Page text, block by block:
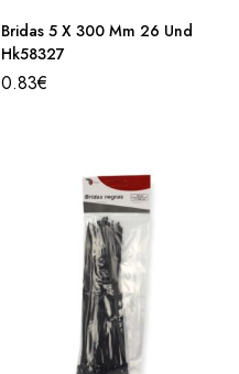
Bridas 5 X 300 Mm 26 Und
Hk58327
0.83€